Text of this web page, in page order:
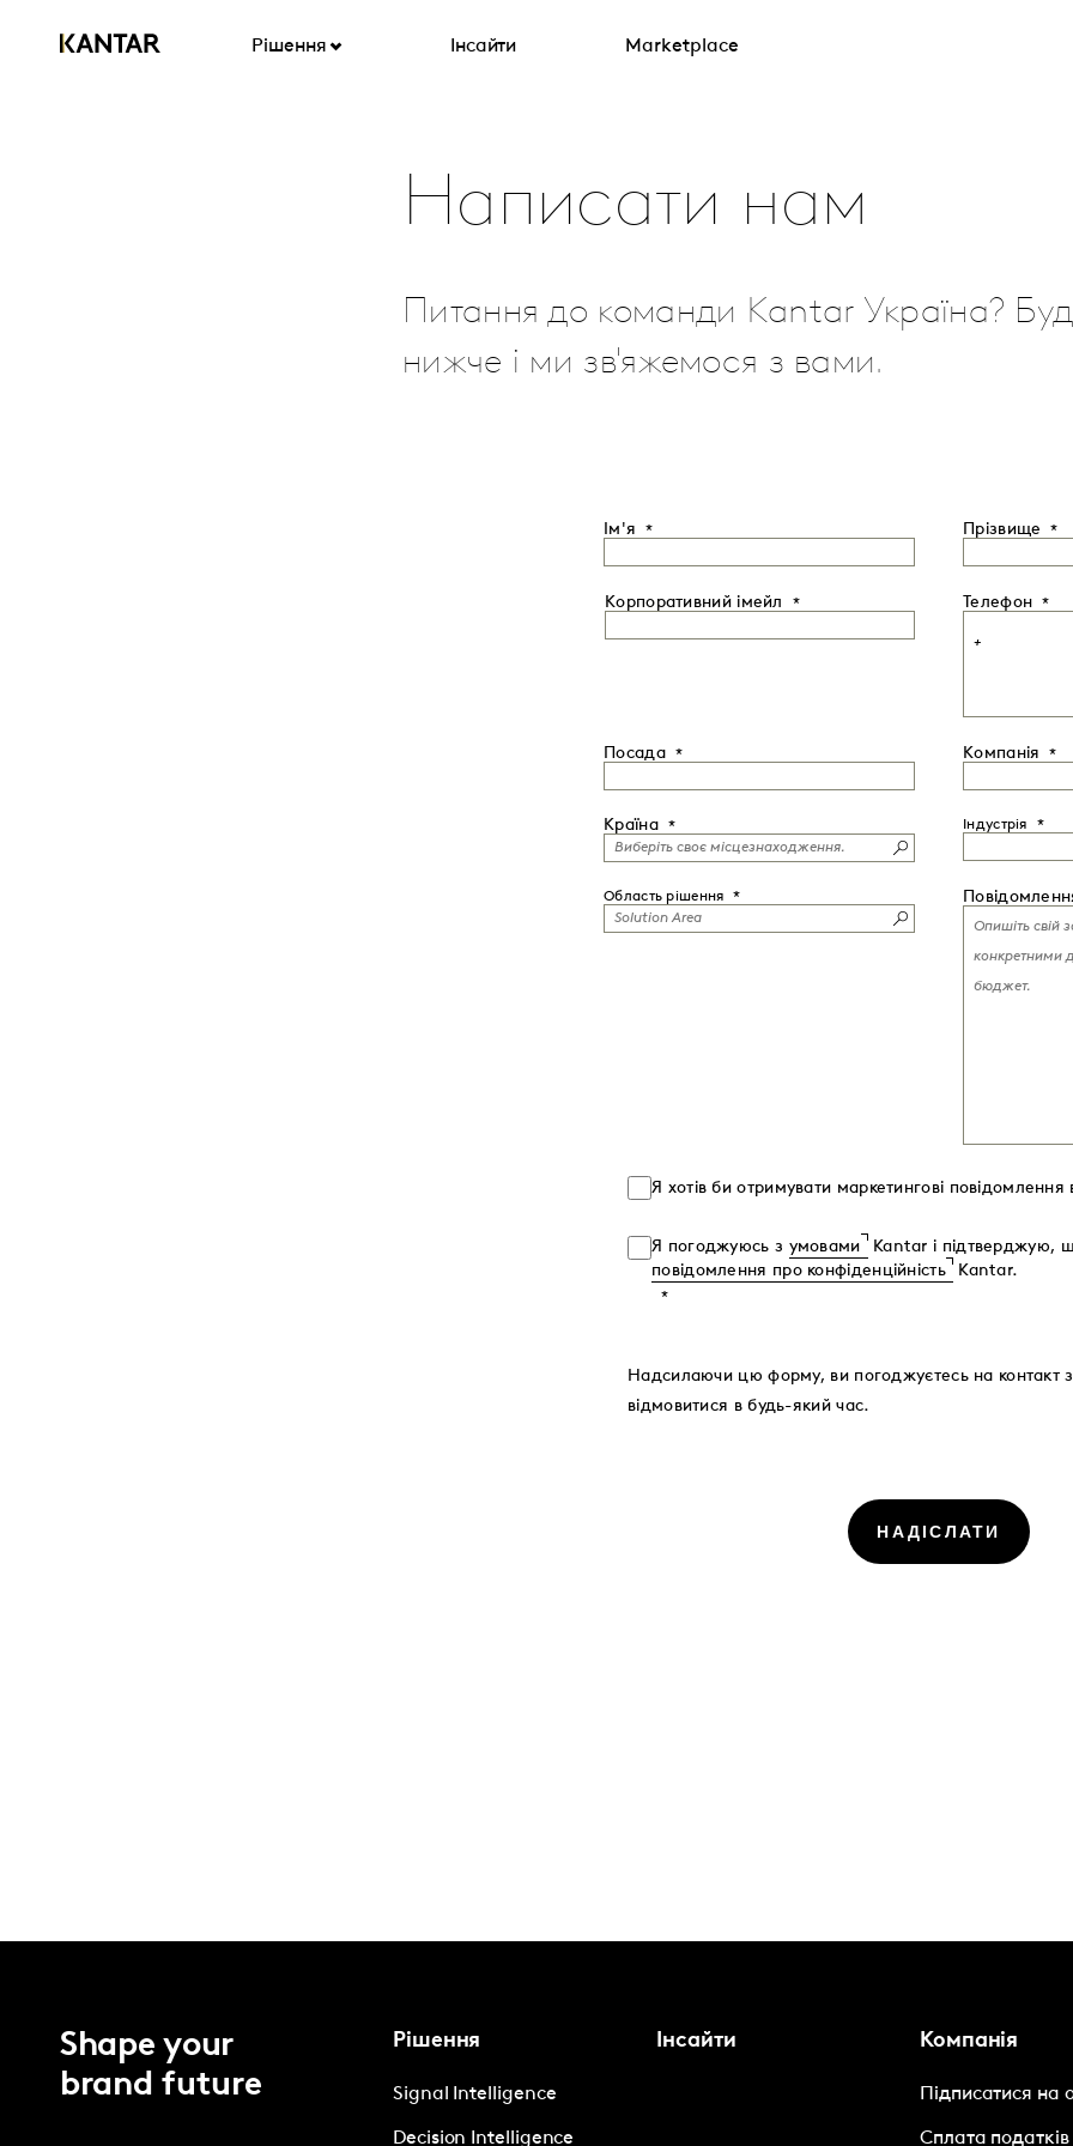
Рішення Інсайти Marketplace
Написати нам
Питання до команди Kantar Україна?
нижче і ми зв'яжемося з вами.
Ім'я Прізвище
Корпоративний імейл Телефон
Посада Компанія
Країна Індустрія
Область рішення
Я хотів би отримувати маркетингові повідомлення
Я погоджуюсь з умовами
Kantar і підтверджую,
повідомлення про конфіденційність
Kantar.
Надсилаючи цю форму, ви погоджуєтесь на контакт
відмовитися в будь-який час.
НАДІСЛАТИ
Shape your
brand future
Рішення
Signal Intelligence
Decision Intelligence
Інсайти Компанія
Підписатися на
Сплата податків